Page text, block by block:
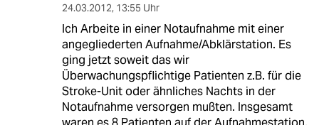
24.03.2012, 13:55 Uhr
Ich Arbeite in einer Notaufnahme mit einer
angegliederten Aufnahme/Abklärstation. Es
ging jetzt soweit das wir
Überwachungspflichtige Patienten z.B. für die
Stroke-Unit oder ähnliches Nachts in der
Notaufnahme versorgen mußten. Insgesamt